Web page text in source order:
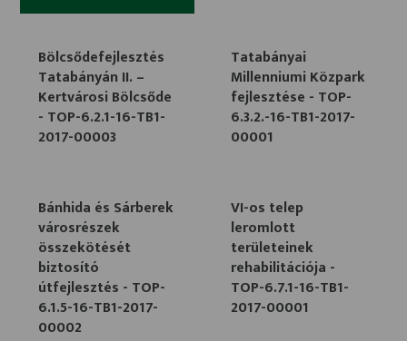
Bölcsődefejlesztés
Tatabányán II. –
Kertvárosi Bölcsőde
- TOP-6.2.1-16-TB1-
2017-00003
Tatabányai
Millenniumi Közpark
fejlesztése - TOP-
6.3.2.-16-TB1-2017-
00001
Bánhida és Sárberek
városrészek
összekötését
biztosító
útfejlesztés - TOP-
6.1.5-16-TB1-2017-
00002
VI-os telep
leromlott
területeinek
rehabilitációja -
TOP-6.7.1-16-TB1-
2017-00001